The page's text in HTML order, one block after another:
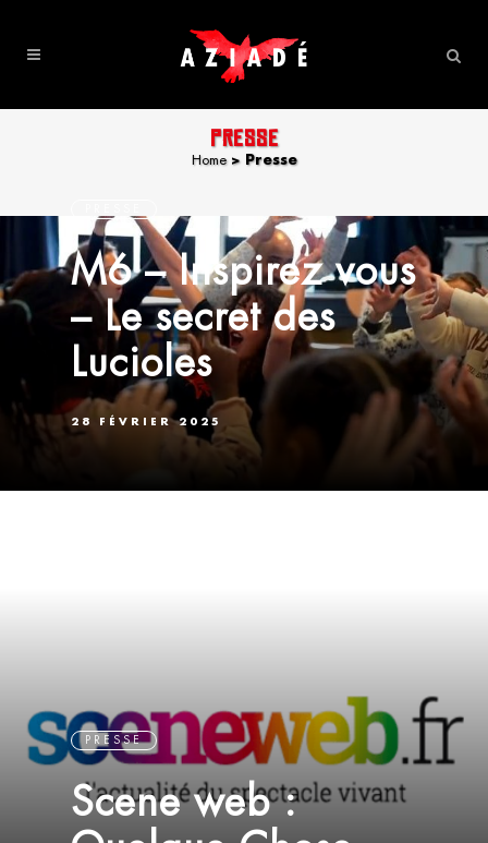
PRESSE
Home> Presse
M6 – Inspirez vous
– Le secret des
Lucioles
28 FÉVRIER 2025
PRESSE
Scene web :